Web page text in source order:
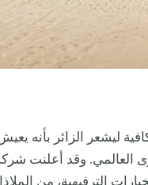
وهي مساحة كافية ليشعر الزائر
وقد أعلنت
الترفيهية، من